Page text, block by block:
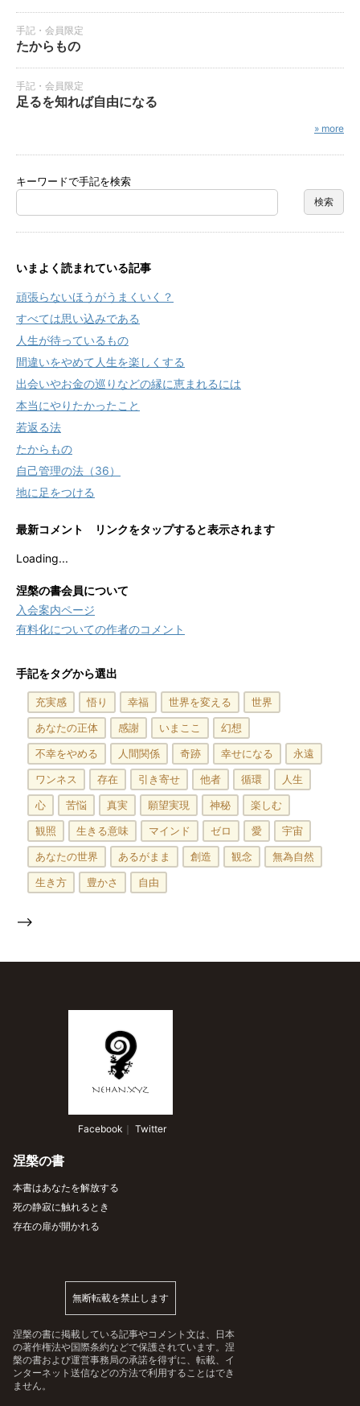
手記・会員限定
たからもの
手記・会員限定
足るを知れば自由になる
» more
キーワードで手記を検索
いまよく読まれている記事
頑張らないほうがうまくいく？
すべては思い込みである
人生が待っているもの
間違いをやめて人生を楽しくする
出会いやお金の巡りなどの縁に恵まれるには
本当にやりたかったこと
若返る法
たからもの
自己管理の法（36）
地に足をつける
最新コメント リンクをタップすると表示されます
Loading...
涅槃の書会員について
入会案内ページ
有料化についての作者のコメント
手記をタグから選出
充実感 悟り 幸福 世界を変える
世界
あなたの正体
感謝 いまここ
幻想
不幸をやめる
人間関係 奇跡 幸せになる
永遠
ワンネス
存在 引き寄せ 他者 循環
人生
心
苦悩 真実 願望実現 神秘
楽しむ
観照
生きる意味 マインド ゼロ 愛
宇宙
あなたの世界
あるがまま 創造 観念
無為自然
生き方
豊かさ 自由
-->
Facebook ｜ Twitter
涅槃の書
本書はあなたを解放する
死の静寂に触れるとき
存在の扉が開かれる
無断転載を禁止します
涅槃の書に掲載している記事やコメント文は、日本
の著作権法や国際条約などで保護されています。涅
槃の書および運営事務局の承諾を得ずに、転載、イ
ンターネット送信などの方法で利用することはでき
ません。